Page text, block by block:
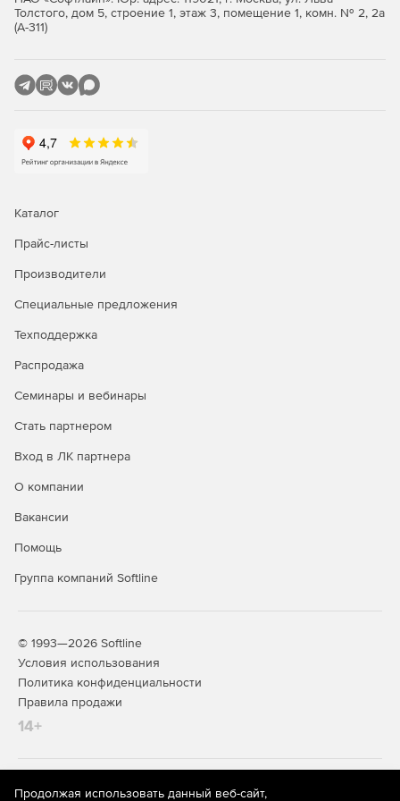
Вместе с ALD Pro обычно приобретают
Edition
Толстого, дом 5, строение 1, этаж 3, помещение 1, комн. № 2, 2а
(А-311)
Каталог
Прайс-листы
Производители
Специальные предложения
Техподдержка
Распродажа
Семинары и вебинары
Стать партнером
Вход в ЛК партнера
О компании
Вакансии
Помощь
Группа компаний Softline
© 1993—2026 Softline
Условия использования
Политика конфиденциальности
Правила продажи
14+
На информационном ресурсе store.softline.ru применяются
Продолжая использовать данный веб-сайт,